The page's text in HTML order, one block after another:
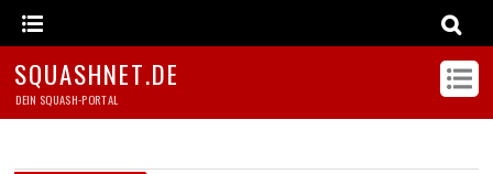
SQUASHNET.DE
DEIN SQUASH-PORTAL